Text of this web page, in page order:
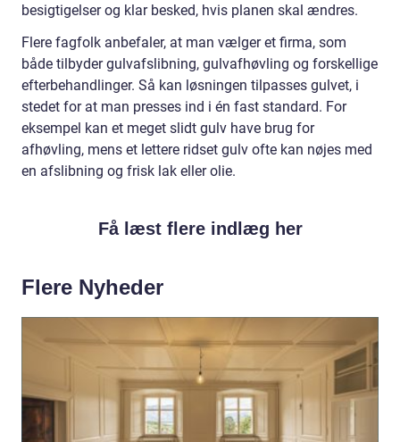
besigtigelser og klar besked, hvis planen skal ændres.
Flere fagfolk anbefaler, at man vælger et firma, som
både tilbyder gulvafslibning, gulvafhøvling og forskellige
efterbehandlinger. Så kan løsningen tilpasses gulvet, i
stedet for at man presses ind i én fast standard. For
eksempel kan et meget slidt gulv have brug for
afhøvling, mens et lettere ridset gulv ofte kan nøjes med
en afslibning og frisk lak eller olie.
Få læst flere indlæg her
Flere Nyheder